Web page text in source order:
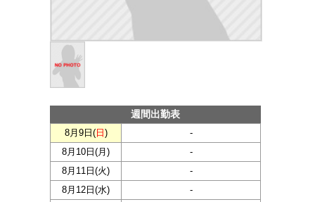
週間出勤表
8月9日(日 )
-
8月10日( 月 )
-
8月11日(火)
-
8月12日(水) -